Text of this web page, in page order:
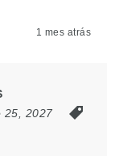
1 mes atrás
25, 2027